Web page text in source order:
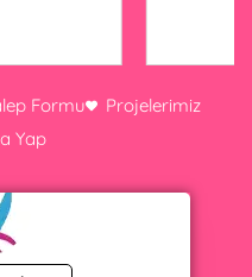
Formu
Projelerimiz
Yap